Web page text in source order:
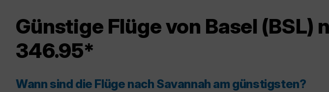
Günstige Flüge von Basel (BSL)
346.95*
Wann sind die Flüge nach Savannah am günstigsten?